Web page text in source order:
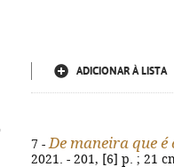
ADICIONAR À LISTA
7 - De maneira que é
2021. - 201, [6] p. ; 21